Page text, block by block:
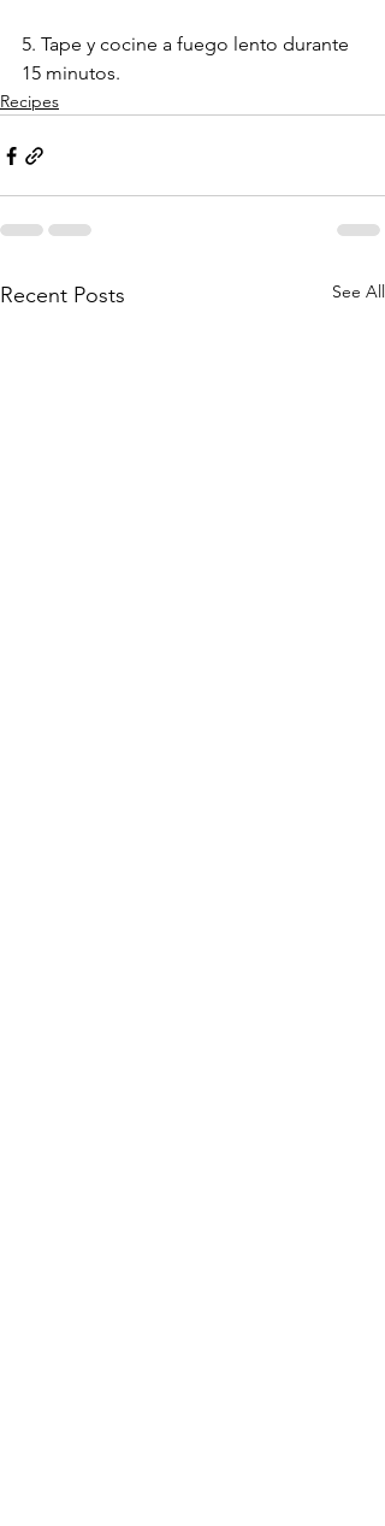
5. Tape y cocine a fuego lento durante
15 minutos.
Recipes
Recent Posts See All